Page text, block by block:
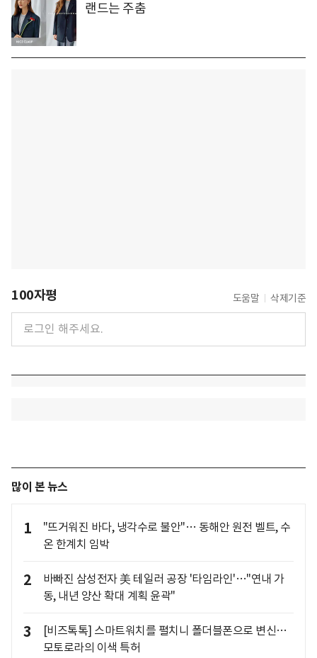
랜드는 주춤
100자평 도움말 삭제기준
많이 본 뉴스
1
"뜨거워진 바다, 냉각수로 불안"… 동해안 원전 벨트, 수
온 한계치 임박
2
바빠진 삼성전자 美 테일러 공장 '타임라인'…"연내 가
동, 내년 양산 확대 계획 윤곽"
3
[비즈톡톡] 스마트워치를 펼치니 폴더블폰으로 변신…
모토로라의 이색 특허